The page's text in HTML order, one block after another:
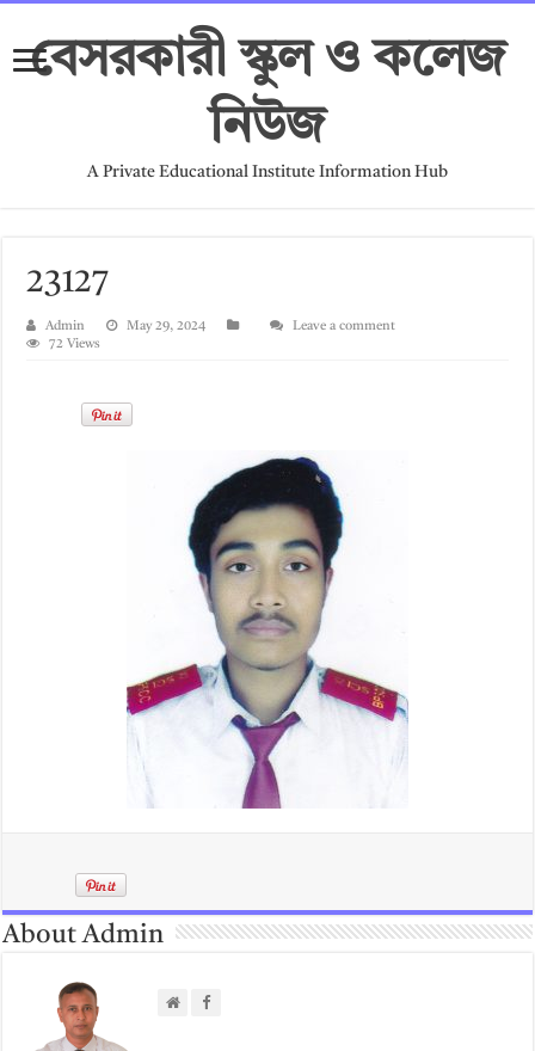
বেসরকারী স্কুল ও কলেজ
নিউজ
A Private Educational Institute Information Hub
23127
Admin May 29, 2024
Leave a comment
72 Views
About Admin